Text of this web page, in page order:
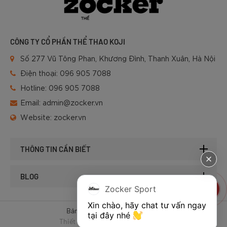
CÔNG TY CỔ PHẦN THỂ THAO KOJI
Số 277 Vũ Tông Phan, Khương Đình, Thanh Xuân, Hà Nội
Điện thoại: 096 905 7088
Hotline: 096 905 7088
Email: admin@zocker.vn
Website: zocker.vn
THÔNG TIN CẦN BIẾT
BLOG
Bản quyền © 2025 của Zocker.
Thiết kế website & SEO - Tất Thành
Zocker Sport
Xin chào, hãy chat tư vấn ngay
tại đây nhé